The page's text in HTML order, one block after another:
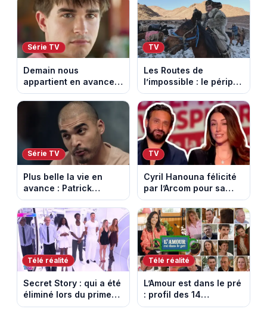
sur-Rhône et le Mont
Ventoux
Série TV
Demain nous
appartient en avance:
Samuel perd le
contrôle. Episode du 10
août 2026.
TV
Les Routes de
l’impossible : le périple
glacial d’une famille
nomade en Mongolie
Série TV
Plus belle la vie en
avance : Patrick
Nebout est-il mort ?
Episode du 10 août
2026 (spoiler)
TV
Cyril Hanouna félicité
par l’Arcom pour sa
maîtrise de l’antenne
face aux propos de
Delphine Wespiser sur
le cancer
Télé réalité
Secret Story : qui a été
éliminé lors du prime
du 6 août 2026 sur
Télé réalité
L’Amour est dans le pré
: profil des 14
agriculteurs, speed